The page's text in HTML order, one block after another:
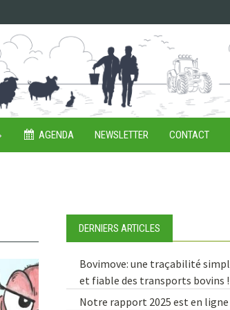
AGENDA NEWSLETTER CONTACT
DERNIERS ARTICLES
Bovimove: une traçabilité
et fiable des transports bovins !
Notre rapport 2025 est en ligne